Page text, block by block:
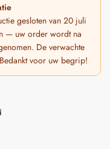
gesloten van 20 juli
— uw order wordt na
De verwachte
voor uw begrip!